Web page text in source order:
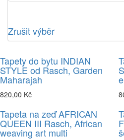
Zrušit výběr
Tapety do bytu INDIAN
STYLE od Rasch, Garden
Maharajah
820,00 Kč
Tapeta na zeď AFRICAN
QUEEN III Rasch, African
weaving art multi